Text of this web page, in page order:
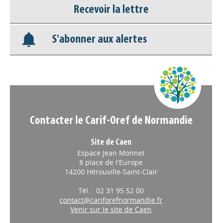
Base documentaire
Nos veilles Scoop.it
Recevoir la lettre
S'abonner aux alertes
Contacter le Carif-Oref de Normandie
Site de Caen
Espace Jean Monnet
8 place de l'Europe
14200 Hérouville-Saint-Clair
Tél. : 02 31 95 52 00
contact@cariforefnormandie.fr
Venir sur le site de Caen